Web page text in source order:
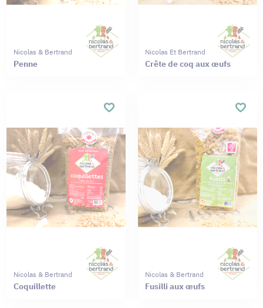
Nicolas & Bertrand
Penne
Nicolas Et Bertrand
Crête de coq aux œufs
Nicolas & Bertrand
Coquillette
Nicolas & Bertrand
Fusilli aux œufs